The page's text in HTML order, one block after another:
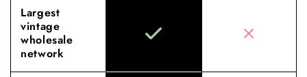
Largest
vintage
wholesale
network